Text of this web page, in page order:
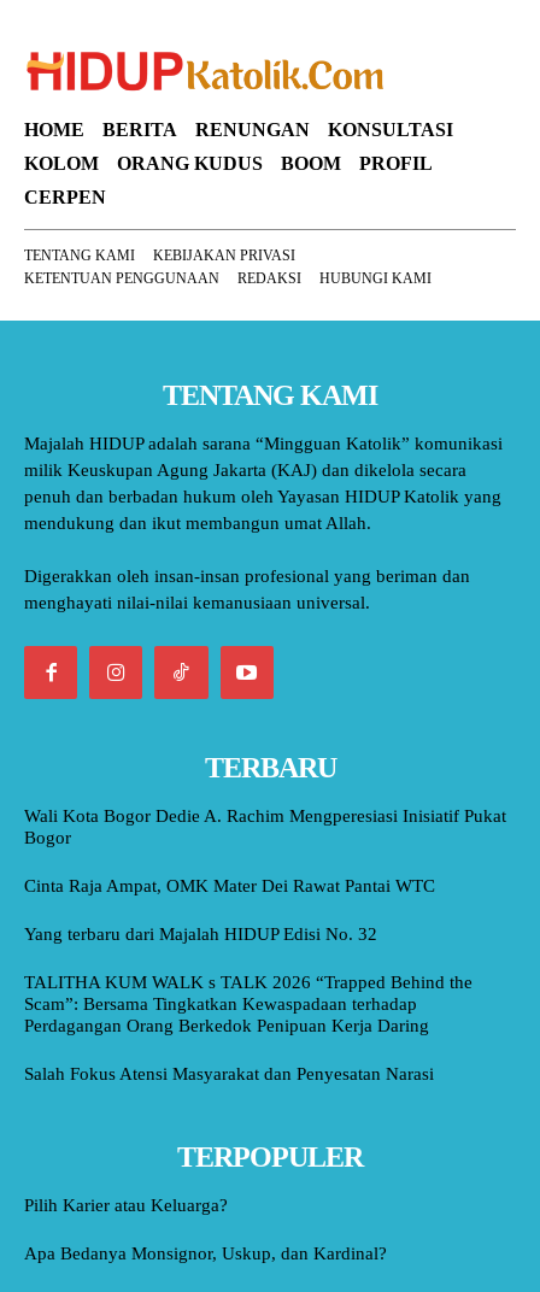
HOME BERITA RENUNGAN
KONSULTASI
KOLOM
ORANG KUDUS BOOM
PROFIL
CERPEN
TENTANG KAMI
KEBIJAKAN PRIVASI
KETENTUAN PENGGUNAAN
REDAKSI HUBUNGI KAMI
TENTANG KAMI
Majalah HIDUP adalah sarana “Mingguan Katolik” komunikasi
milik Keuskupan Agung Jakarta (KAJ) dan dikelola secara
penuh dan berbadan hukum oleh Yayasan HIDUP Katolik yang
mendukung dan ikut membangun umat Allah.
Digerakkan oleh insan-insan profesional yang beriman dan
menghayati nilai-nilai kemanusiaan universal.
TERBARU
Wali Kota Bogor Dedie A. Rachim Mengperesiasi Inisiatif Pukat
Bogor
Cinta Raja Ampat, OMK Mater Dei Rawat Pantai WTC
Yang terbaru dari Majalah HIDUP Edisi No. 32
TALITHA KUM WALK s TALK 2026 “Trapped Behind the
Scam”: Bersama Tingkatkan Kewaspadaan terhadap
Perdagangan Orang Berkedok Penipuan Kerja Daring
Salah Fokus Atensi Masyarakat dan Penyesatan Narasi
TERPOPULER
Pilih Karier atau Keluarga?
Apa Bedanya Monsignor, Uskup, dan Kardinal?